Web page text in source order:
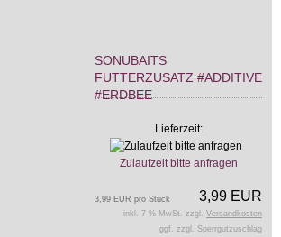
SONUBAITS
FUTTERZUSATZ #ADDITIVE
#ERDBEE
Lieferzeit:
Zulaufzeit bitte anfragen
3,99 EUR
3,99 EUR pro Stück
inkl. 7 % MwSt. zzgl. Versandkosten
ggf. zzgl. Sperrgutzuschlag